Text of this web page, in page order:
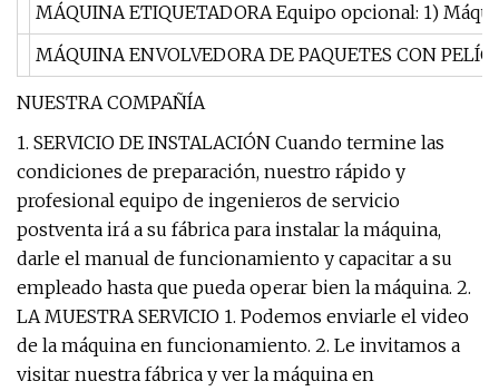
MÁQUINA ETIQUETADORA Equipo opcional: 1)
MÁQUINA ENVOLVEDORA DE PAQUETES CON
NUESTRA COMPAÑÍA
1. SERVICIO DE INSTALACIÓN Cuando termine las
condiciones de preparación, nuestro rápido y
profesional equipo de ingenieros de servicio
postventa irá a su fábrica para instalar la máquina,
darle el manual de funcionamiento y capacitar a su
empleado hasta que pueda operar bien la máquina. 2.
LA MUESTRA SERVICIO 1. Podemos enviarle el video
de la máquina en funcionamiento. 2. Le invitamos a
visitar nuestra fábrica y ver la máquina en